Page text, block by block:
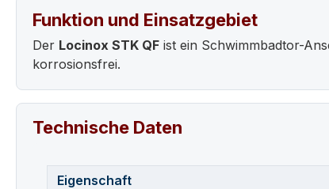
Funktion und Einsatzgebiet
Der Locinox STK QF ist ein Schwimmbadtor-
korrosionsfrei.
Technische Daten
Eigenschaft